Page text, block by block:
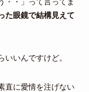
・・」って言ってま
た眼鏡で結構見えて
いんですけど。
直に愛情を注げない